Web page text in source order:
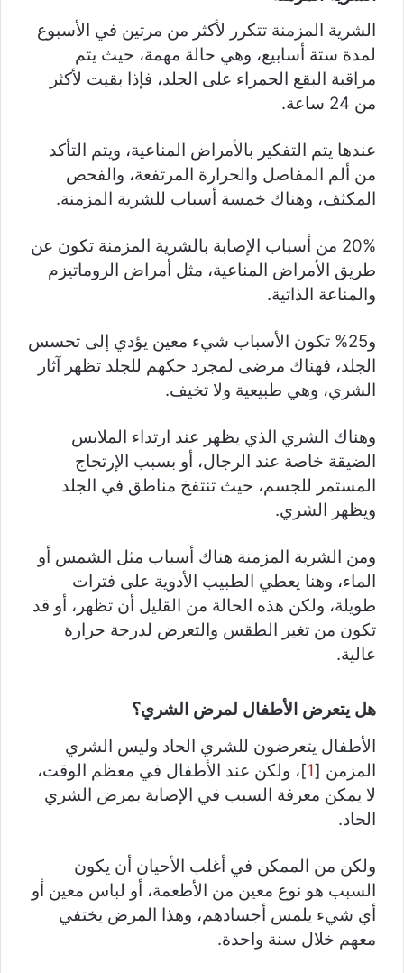
الشرية المزمنة تتكرر لأكثر من مرتين في الأسبوع
لمدة ستة أسابيع، وهي حالة مهمة، حيث يتم
مراقبة البقع الحمراء على الجلد، فإذا بقيت لأكثر
من 24 ساعة.
عندها يتم التفكير بالأمراض المناعية، ويتم التأكد
من ألم المفاصل والحرارة المرتفعة، والفحص
المكثف، وهناك خمسة أسباب للشرية المزمنة.
20% من أسباب الإصابة بالشرية المزمنة تكون عن
طريق الأمراض المناعية، مثل أمراض الروماتيزم
والمناعة الذاتية.
و25% تكون الأسباب شيء معين يؤدي إلى تحسس
الجلد، فهناك مرضى لمجرد حكهم للجلد تظهر آثار
الشري، وهي طبيعية ولا تخيف.
وهناك الشري الذي يظهر عند ارتداء الملابس
الضيقة خاصة عند الرجال، أو بسبب الإرتجاج
المستمر للجسم، حيث تنتفخ مناطق في الجلد
ويظهر الشري.
ومن الشرية المزمنة هناك أسباب مثل الشمس أو
الماء، وهنا يعطي الطبيب الأدوية على فترات
طويلة، ولكن هذه الحالة من القليل أن تظهر، أو قد
تكون من تغير الطقس والتعرض لدرجة حرارة
عالية.
هل يتعرض الأطفال لمرض الشري؟
الأطفال يتعرضون للشري الحاد وليس الشري
المزمن [1]، ولكن عند الأطفال في معظم الوقت،
لا يمكن معرفة السبب في الإصابة بمرض الشري
الحاد.
ولكن من الممكن في أغلب الأحيان أن يكون
السبب هو نوع معين من الأطعمة، أو لباس معين أو
أي شيء يلمس أجسادهم، وهذا المرض يختفي
معهم خلال سنة واحدة.